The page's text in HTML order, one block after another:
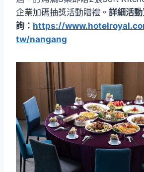
企業加碼抽獎活動贈禮。 詳細活
詢： https://
tw/nangang